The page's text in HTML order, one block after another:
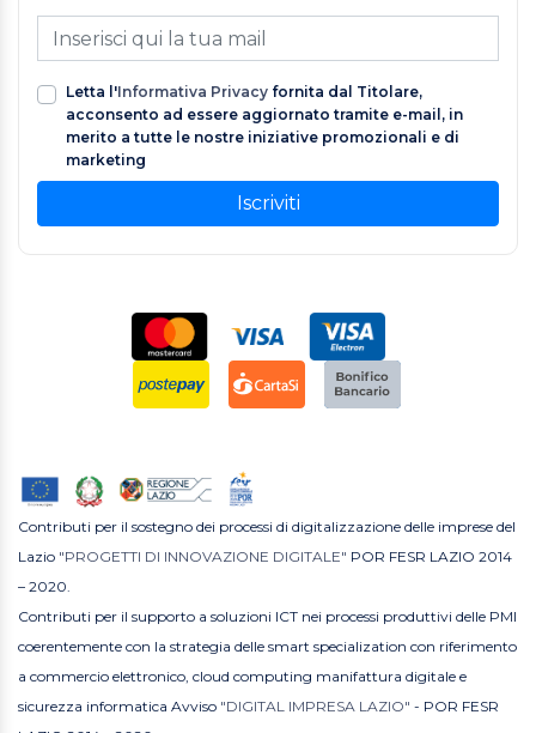
Letta l'Informativa Privacy fornita dal Titolare,
acconsento ad essere aggiornato tramite e-mail, in
merito a tutte le nostre iniziative promozionali e di
marketing
Iscriviti
Contributi per il sostegno dei processi di digitalizzazione delle imprese del
Lazio "PROGETTI DI INNOVAZIONE DIGITALE" POR FESR LAZIO 2014
– 2020.
Contributi per il supporto a soluzioni ICT nei processi produttivi delle PMI
coerentemente con la strategia delle smart specialization con riferimento
a commercio elettronico, cloud computing manifattura digitale e
sicurezza informatica Avviso "DIGITAL IMPRESA LAZIO" - POR FESR